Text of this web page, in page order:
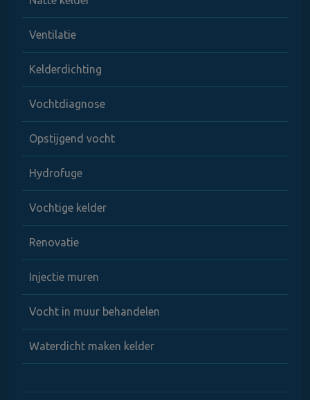
Ventilatie
Kelderdichting
Vochtdiagnose
Opstijgend vocht
Hydrofuge
Vochtige kelder
Renovatie
Injectie muren
Vocht in muur behandelen
Waterdicht maken kelder